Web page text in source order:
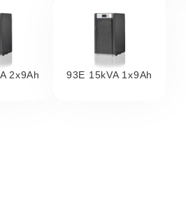
2x9Ah 93E 15kVA 1x9Ah